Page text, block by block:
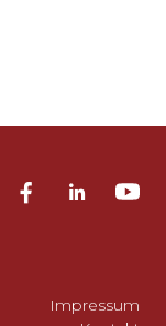
Impressum